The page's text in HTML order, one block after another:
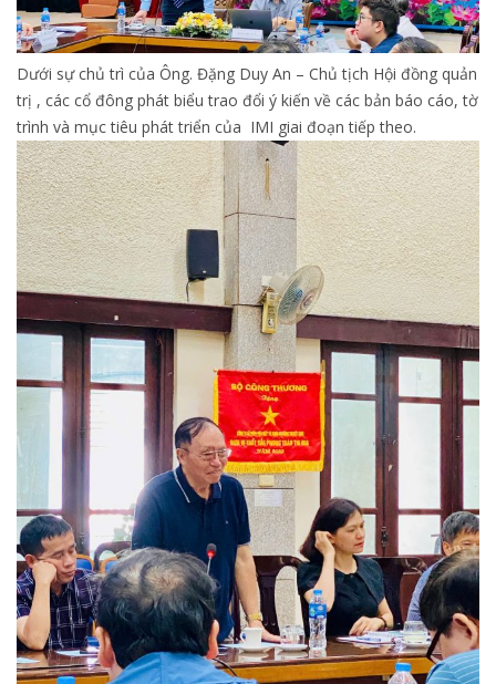
Dưới sự chủ trì của Ông. Đặng Duy An – Chủ tịch Hội đồng quản
trị , các cổ đông phát biểu trao đổi ý kiến về các bản báo cáo, tờ
trình và mục tiêu phát triển của IMI giai đoạn tiếp theo.